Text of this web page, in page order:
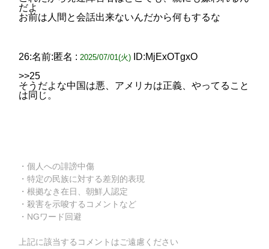
だよ
お前は人間と会話出来ないんだから何もするな
26:名前:匿名 : 2025/07/01(火)
ID:MjExOTgxO
>>25
そうだよな中国は悪、アメリカは正義、やってること
は同じ。
・個人への誹謗中傷
・特定の民族に対する差別的表現
・根拠なき在日、朝鮮人認定
・殺害を示唆するコメントなど
・NGワード回避
上記に該当するコメントはご遠慮ください